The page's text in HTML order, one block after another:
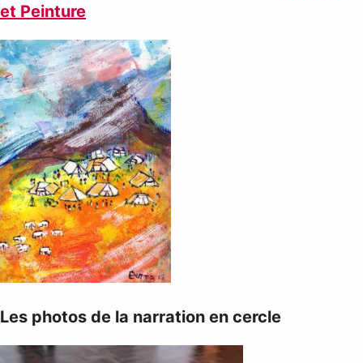
et Peinture
Les photos de la narration en cercle